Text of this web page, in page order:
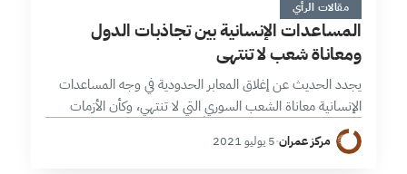
مقالات الرأي
المساعدات الإنسانية بين تجاذبات الدول
ومعاناة شعب لا تنتهي
يجدد الحديث عن إغلاق المعابر الحدودية في وجه المساعدات
الإنسانية معاناة الشعب السوري التي لا تنتهي، وكأن الأزمات
تتسابق فيما بينها أيها الأكثر فتكاً بهذا الشعب، في حين تتسابق
الدول…مركز عمران·5 يوليو 2021